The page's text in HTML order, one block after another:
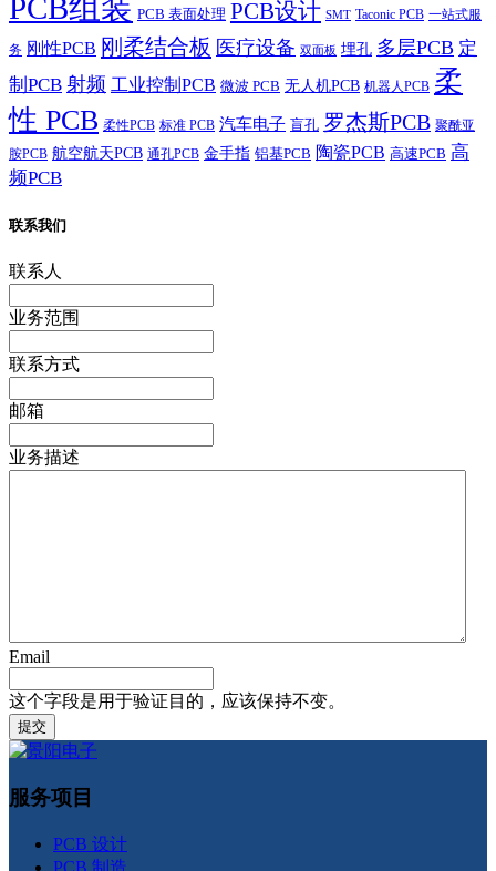
PCB组装 PCB 表面处理 PCB设计 SMT Taconic PCB 一站式服
务 刚性PCB 刚柔结合板 医疗设备 双面板 埋孔 多层PCB 定
制PCB 射频 工业控制PCB 微波 PCB 无人机PCB 机器人PCB 柔
性 PCB 柔性PCB 标准 PCB 汽车电子 盲孔 罗杰斯PCB 聚酰亚
胺PCB 航空航天PCB 通孔PCB 金手指 铝基PCB 陶瓷PCB 高速PCB 高
频PCB
联系我们
联系人
业务范围
联系方式
邮箱
业务描述
Email
这个字段是用于验证目的，应该保持不变。
服务项目
PCB 设计